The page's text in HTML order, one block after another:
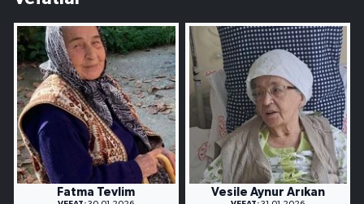
Fatma Tevlim Vesile Aynur Arıkan